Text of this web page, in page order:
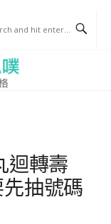
迴轉壽
抽號碼